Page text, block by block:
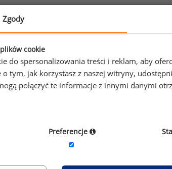
Oświadczam, że zapoznałem/zapoznałam
Wyrażam zgodę na przetwarzanie
sp. z o.o. sp. k. w celu odpowiedzi na
Zgody
cookie
do spersonalizowania treści i reklam, aby
tym, jak korzystasz z naszej witryny,
połączyć te informacje z innymi danymi
Preferencje